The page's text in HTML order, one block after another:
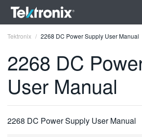
ENGLISH
Tektronix 2268 DC Power Supply User Manual
2268 DC
User Manual
2268 DC Power Supply User Manual